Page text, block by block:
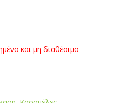
και μη διαθέσιμο